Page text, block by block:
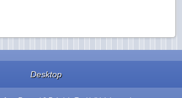
Desktop